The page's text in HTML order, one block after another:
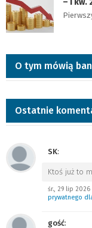
– I kw.
O tym mówią
Ostatnie
SK:
Ktoś już to
śr., 29 lip 2026
prywatnego
gość: